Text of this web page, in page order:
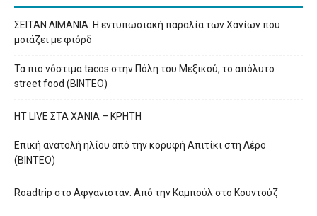
ΣΕΙΤΑΝ ΛΙΜΑΝΙΑ: Η εντυπωσιακή παραλία των Χανίων που
μοιάζει με φιόρδ
Τα πιο νόστιμα tacos στην Πόλη του Μεξικού, το απόλυτο
street food (ΒΙΝΤΕΟ)
HT LIVE ΣΤΑ ΧΑΝΙΑ – ΚΡΗΤΗ
Επική ανατολή ηλίου από την κορυφή Απιτίκι στη Λέρο
(ΒΙΝΤΕΟ)
Roadtrip στο Αφγανιστάν: Από την Καμπούλ στο Κουντούζ